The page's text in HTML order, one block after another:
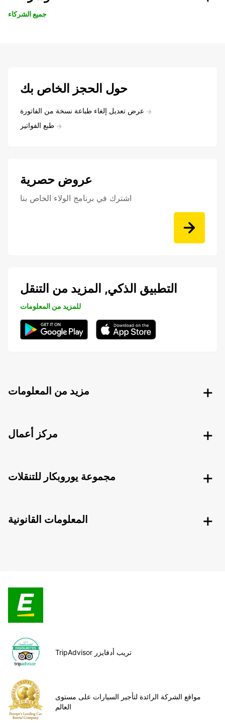
جميع الشركاء
حول الحجز الخاص بك
عرض تعديل إلغاء طباعة نسخة من الفاتورة
طبع الفواتير
عروض حصرية
اشترك في برنامج الولاء الخاص بنا
التطبيق الذكي, المزيد من التنقل
للمزيد من المعلومات
مزيد من المعلومات
مركز أعمال
مجموعة يوروبكار للتنقلات
المعلومات القانونية
TripAdvisor تريب أدفايزر
مواقع الشركة الرائدة لتأجير السيارات على مستوى
العالم